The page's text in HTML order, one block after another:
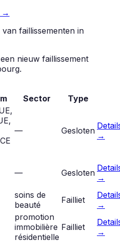
→
faillissementen in
nieuw faillissement
.
Sector Type
— Gesloten →
— Gesloten →
soins de
beauté
Failliet
→
promotion
immobilière
résidentielle
Failliet
→